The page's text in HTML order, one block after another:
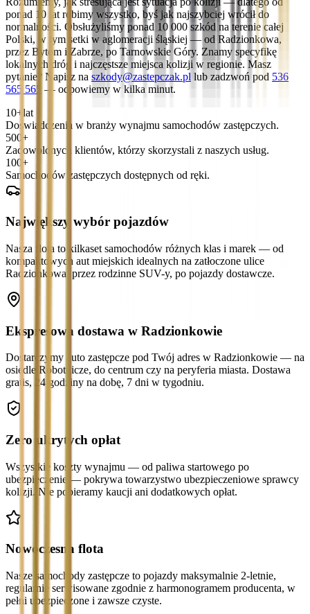
ponad 10 lat robimy wszystko, byś jak najszybciej wrócił do
normalności. Obsłużyliśmy ponad 10 000 szkód na terenie całej
Polski, w tym setki w aglomeracji śląskiej — od Radzionkowa,
przez Bytom i Zabrze, po Tarnowskie Góry. Znamy specyfikę
lokalnych dróg i najczęstsze miejsca kolizji w regionie. Masz
pytanie? Napisz na szkody@zastepczak.pl lub zadzwoń pod 536
565 565 — odpowiemy w kilka minut.
10+ lat
Doświadczenia w branży wynajmu samochodów zastępczych.
500+
Zadowolonych klientów, którzy skorzystali z naszych usług.
100+
Samochodów zastępczych dostępnych od ręki.
Największy wybór pojazdów
Nasza flota to kilkaset samochodów różnych klas i marek — od
kompaktowych aut miejskich idealnych na zatłoczone ulice
Radzionkowa, przez rodzinne SUV-y, po pojazdy dostawcze.
Ekspresowa dostawa w Radzionkowie
Dostarczymy auto zastępcze pod Twój adres w Radzionkowie — na
osiedle Robotnicze, do centrum czy na peryferia miasta. Dostawa
gratis, 24 godziny na dobę, 7 dni w tygodniu.
Zero ukrytych opłat
Wszystkie koszty wynajmu — od paliwa startowego po
ubezpieczenie — pokrywa towarzystwo ubezpieczeniowe sprawcy
kolizji. Nie pobieramy kaucji ani dodatkowych opłat.
Nowoczesna flota
Nasze samochody zastępcze to pojazdy maksymalnie 2-letnie,
regularnie serwisowane zgodnie z harmonogramem producenta, w
pełni ubezpieczone i zawsze czyste.